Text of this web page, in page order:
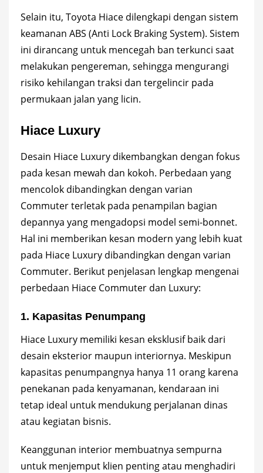
Selain itu, Toyota Hiace dilengkapi dengan sistem
keamanan ABS (Anti Lock Braking System). Sistem
ini dirancang untuk mencegah ban terkunci saat
melakukan pengereman, sehingga mengurangi
risiko kehilangan traksi dan tergelincir pada
permukaan jalan yang licin.
Hiace Luxury
Desain Hiace Luxury dikembangkan dengan fokus
pada kesan mewah dan kokoh. Perbedaan yang
mencolok dibandingkan dengan varian
Commuter terletak pada penampilan bagian
depannya yang mengadopsi model semi-bonnet.
Hal ini memberikan kesan modern yang lebih kuat
pada Hiace Luxury dibandingkan dengan varian
Commuter. Berikut penjelasan lengkap mengenai
perbedaan Hiace Commuter dan Luxury:
1. Kapasitas Penumpang
Hiace Luxury memiliki kesan eksklusif baik dari
desain eksterior maupun interiornya. Meskipun
kapasitas penumpangnya hanya 11 orang karena
penekanan pada kenyamanan, kendaraan ini
tetap ideal untuk mendukung perjalanan dinas
atau kegiatan bisnis.
Keanggunan interior membuatnya sempurna
untuk menjemput klien penting atau menghadiri